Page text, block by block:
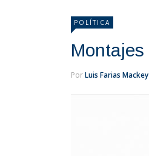
POLÍTICA
Montajes
PorLuis Farias Mackey